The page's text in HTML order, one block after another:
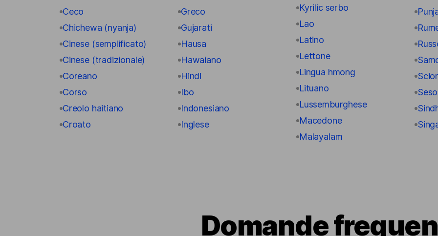
Ceco
Chichewa (nyanja)
Cinese (semplificato)
Cinese (tradizionale)
Coreano
Corso
Creolo haitiano
Croato
Greco
Gujarati
Hausa
Hawaiano
Hindi
Ibo
Indonesiano
Inglese
Kyrilic serbo
Lao
Latino
Lettone
Lingua hmong
Lituano
Lussemburghese
Macedone
Malayalam
Domande